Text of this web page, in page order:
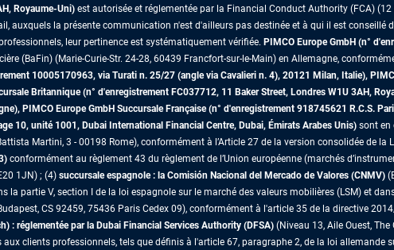
Royaume-Uni) est autorisée et réglementée par la Financial Conduct Authority (FCA)
auxquels la présente communication n'est d'ailleurs pas destinée et à qui il est conseillé
leur pertinence est systématiquement vérifiée. PIMCO Europe GmbH (n°
(BaFin) (Marie-Curie-Str. 24-28, 60439 Francfort-sur-le-Main) en Allemagne,
10005170963, via Turati n. 25/27 (angle via Cavalieri n. 4), 20121 Milan, Italie),
Britannique (n° d'enregistrement FC037712, 11 Baker Street, Londres W1U 3AH,
PIMCO Europe GmbH Succursale Française (n° d'enregistrement 918745621 R.C.S.
10, unité 1001, Dubai International Financial Centre, Dubai, Émirats Arabes Unis) sont en
Martini, 3 - 00198 Rome), conformément à l’Article 27 de la version consolidée de la
conformément au règlement 43 du règlement de l’Union européenne (marchés
1JN) ; (4) succursale espagnole : la Comisión Nacional del Mercado de Valores (CNMV)
partie V, section I de la loi espagnole sur le marché des valeurs mobilières (LSM) et
CS 92459, 75436 Paris Cedex 09), conformément à l'article 35 de la directive
: réglementée par la Dubai Financial Services Authority (DFSA) (Niveau 13, Aile Ouest,
clients professionnels, tels que définis à l'article 67, paragraphe 2, de la loi allemande